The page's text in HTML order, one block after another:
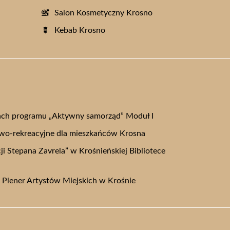
Salon Kosmetyczny Krosno
Kebab Krosno
programu „Aktywny samorząd” Moduł I
rekreacyjne dla mieszkańców Krosna
Stepana Zavrela” w Krośnieńskiej Bibliotece
Plener Artystów Miejskich w Krośnie